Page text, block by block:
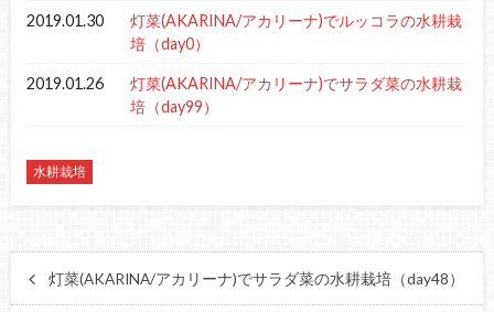
2019.01.30
灯菜(AKARINA/アカリーナ)でルッコラの水耕栽
培（day0）
2019.01.26
灯菜(AKARINA/アカリーナ)でサラダ菜の水耕栽
培（day99）
水耕栽培
灯菜(AKARINA/アカリーナ)でサラダ菜の水耕栽培（day48）